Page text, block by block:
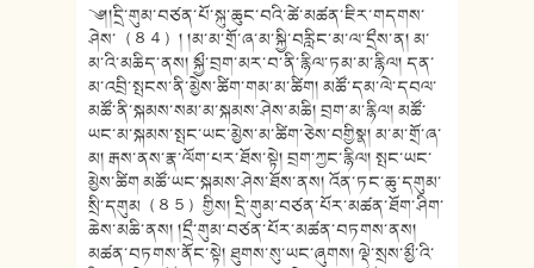
༄།།དྲི་གུམ་བཙན་པོ་སྐུ་ཆུང་བའི་ཚེ་མཚན་ཇིར་གདགས་
ཤེས་（８４）། །མ་མ་གྲོ་ཞ་མ་སྐྱི་བརླིང་མ་ལ་དྲྀས་ན། མ་
མ་འི་མཆིད་ནས། སྐྱྀ་བྲག་མར་བ་ནི་རྙིལ་ཏམ་མ་རྙིལ། དན་
མ་འབྲི་སྤངས་ནི་མྱེས་ཚིག་གམ་མ་ཚིག། མཚོ་དམ་ལེ་དབལ་
མཚོ་ནི་སྐམས་སམ་མ་སྐམས་ཤེས་མཆི། བྲག་མ་རྙིལ། མཚོ་
ཡང་མ་སྐམས་སྤང་ཡང་མྱེས་མ་ཚིག་ཅེས་བགྱིསྣ། མ་མ་གྲོ་ཞ་
མ། རྒས་ནས་རྣ་ལོག་པར་ཐོས་སྟེ། བྲག་ཀྱང་རྙིལ། སྤང་ཡང་
མྱེས་ཚིག མཚོ་ཡང་སྐམས་ཤེས་ཐོས་ནས། འོན་ཏང་ཆུ་དགུམ་
སྲི་དགུམ（８５）གྱིས། དྲི་གུམ་བཙན་པོར་མཚན་ཐོག་ཤིག་
ཆེས་མཆི་ནས། །དྲྀ་གུམ་བཙན་པོར་མཚན་བཏགས་ནས།
མཚན་བཏགས་ནོང་སྟེ། ཐུགས་སུ་ཡང་ཞུགས། ལྡེ་སྲས་མྱྀ་འི་